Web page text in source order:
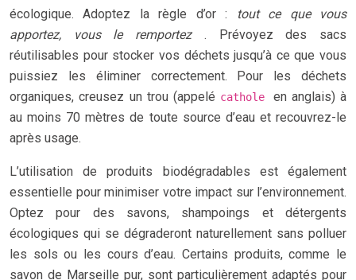
écologique. Adoptez la règle d’or :
tout ce que vous
apportez, vous le remportez . Prévoyez des sacs
réutilisables pour stocker vos déchets jusqu’à ce que vous
puissiez les éliminer correctement. Pour les déchets
organiques, creusez un trou (appelé cathole en anglais) à
au moins 70 mètres de toute source d’eau et recouvrez-le
après usage.
L’utilisation de produits biodégradables est également
essentielle pour minimiser votre impact sur l’environnement.
Optez pour des savons, shampoings et détergents
écologiques qui se dégraderont naturellement sans polluer
les sols ou les cours d’eau. Certains produits, comme le
savon de Marseille pur, sont particulièrement adaptés pour